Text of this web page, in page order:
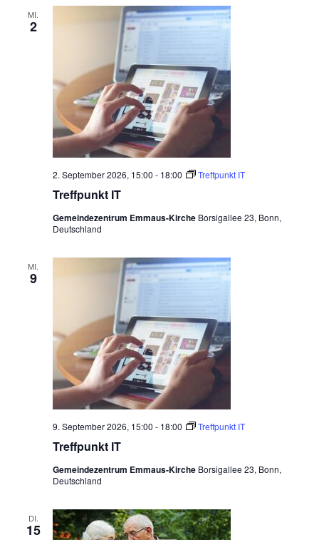
c
h
e
i
o
r
k
r
e
n
a
u
MI.
2
Treffpunkt IT
2. September 2026, 15:00 - 18:00 Treffpunkt IT
Gemeindezentrum Emmaus-Kirche Borsigallee 23, Bonn,
Deutschland
MI.
9
Treffpunkt IT
9. September 2026, 15:00 - 18:00 Treffpunkt IT
Gemeindezentrum Emmaus-Kirche Borsigallee 23, Bonn,
Deutschland
DI.
15